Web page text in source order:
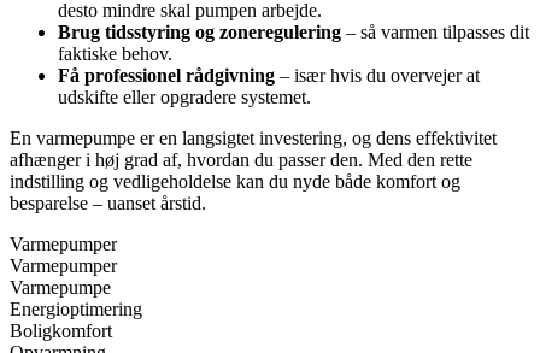
desto mindre skal pumpen arbejde.
Brug tidsstyring og zoneregulering – så varmen tilpasses dit
faktiske behov.
Få professionel rådgivning – især hvis du overvejer at
udskifte eller opgradere systemet.
En varmepumpe er en langsigtet investering, og dens effektivitet
afhænger i høj grad af, hvordan du passer den. Med den rette
indstilling og vedligeholdelse kan du nyde både komfort og
besparelse – uanset årstid.
Varmepumper
Varmepumper
Varmepumpe
Energioptimering
Boligkomfort